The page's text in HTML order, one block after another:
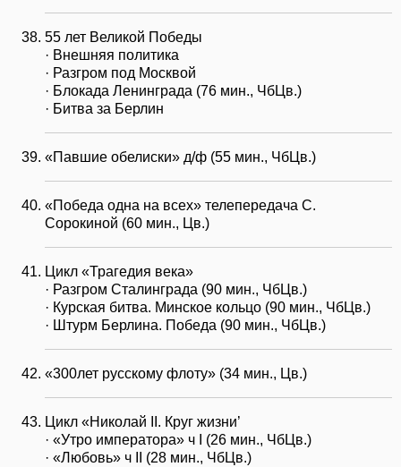
55 лет Великой Победы
· Внешняя политика
· Разгром под Москвой
· Блокада Ленинграда (76 мин., ЧбЦв.)
· Битва за Берлин
«Павшие обелиски» д/ф (55 мин., ЧбЦв.)
«Победа одна на всех» телепередача С.
Сорокиной (60 мин., Цв.)
Цикл «Трагедия века»
· Разгром Сталинграда (90 мин., ЧбЦв.)
· Курская битва. Минское кольцо (90 мин., ЧбЦв.)
· Штурм Берлина. Победа (90 мин., ЧбЦв.)
«300лет русскому флоту» (34 мин., Цв.)
Цикл «Николай II. Круг жизни’
· «Утро императора» ч I (26 мин., ЧбЦв.)
· «Любовь» ч II (28 мин., ЧбЦв.)